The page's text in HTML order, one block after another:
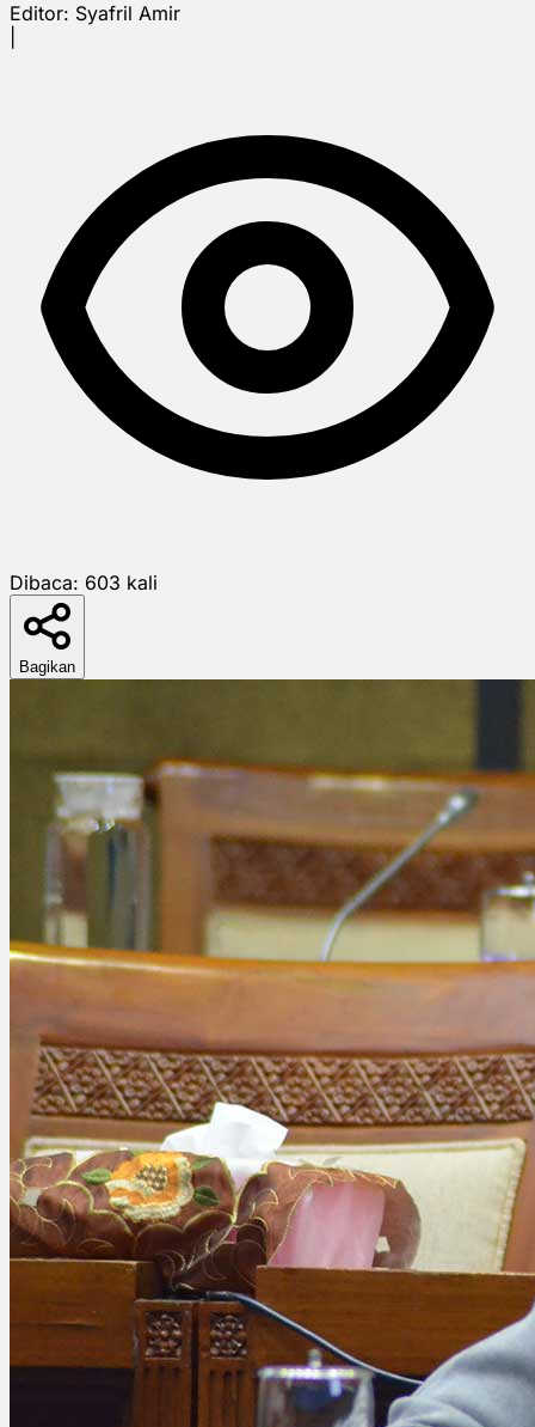
Editor: Syafril Amir
Dibaca: 603 kali
Bagikan